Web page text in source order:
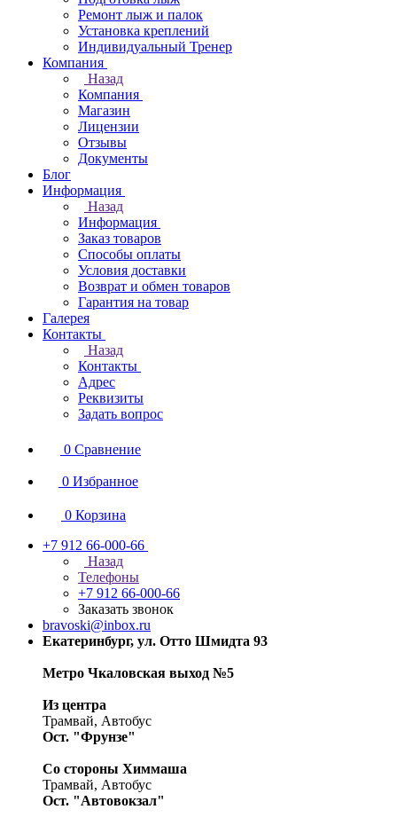
Ремонт лыж и палок
Установка креплений
Индивидуальный Тренер
Компания
Назад
Компания
Магазин
Лицензии
Отзывы
Документы
Блог
Информация
Назад
Информация
Заказ товаров
Способы оплаты
Условия доставки
Возврат и обмен товаров
Гарантия на товар
Галерея
Контакты
Назад
Контакты
Адрес
Реквизиты
Задать вопрос
0 Сравнение
0 Избранное
0 Корзина
+7 912 66-000-66
Назад
Телефоны
+7 912 66-000-66
Заказать звонок
bravoski@inbox.ru
Екатеринбург, ул. Отто Шмидта 93
Метро Чкаловская выход №5
Из центра
Трамвай, Автобус
Ост. "Фрунзе"
Со стороны Химмаша
Трамвай, Автобус
Ост. "Автовокзал"